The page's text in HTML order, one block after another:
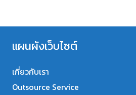
แผนผังเว็บไซต์
เกี่ยวกับเรา
Outsource Service